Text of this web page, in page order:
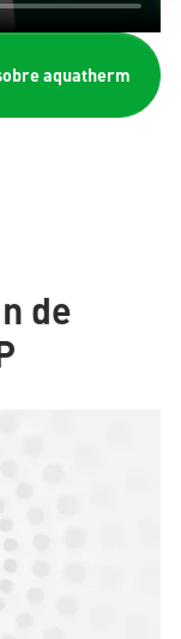
aquatherm
de